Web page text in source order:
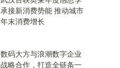
承接新消费势能 推动城市
年末消费增长
数码大方与浪潮数字企业
战略合作，打造全链条一